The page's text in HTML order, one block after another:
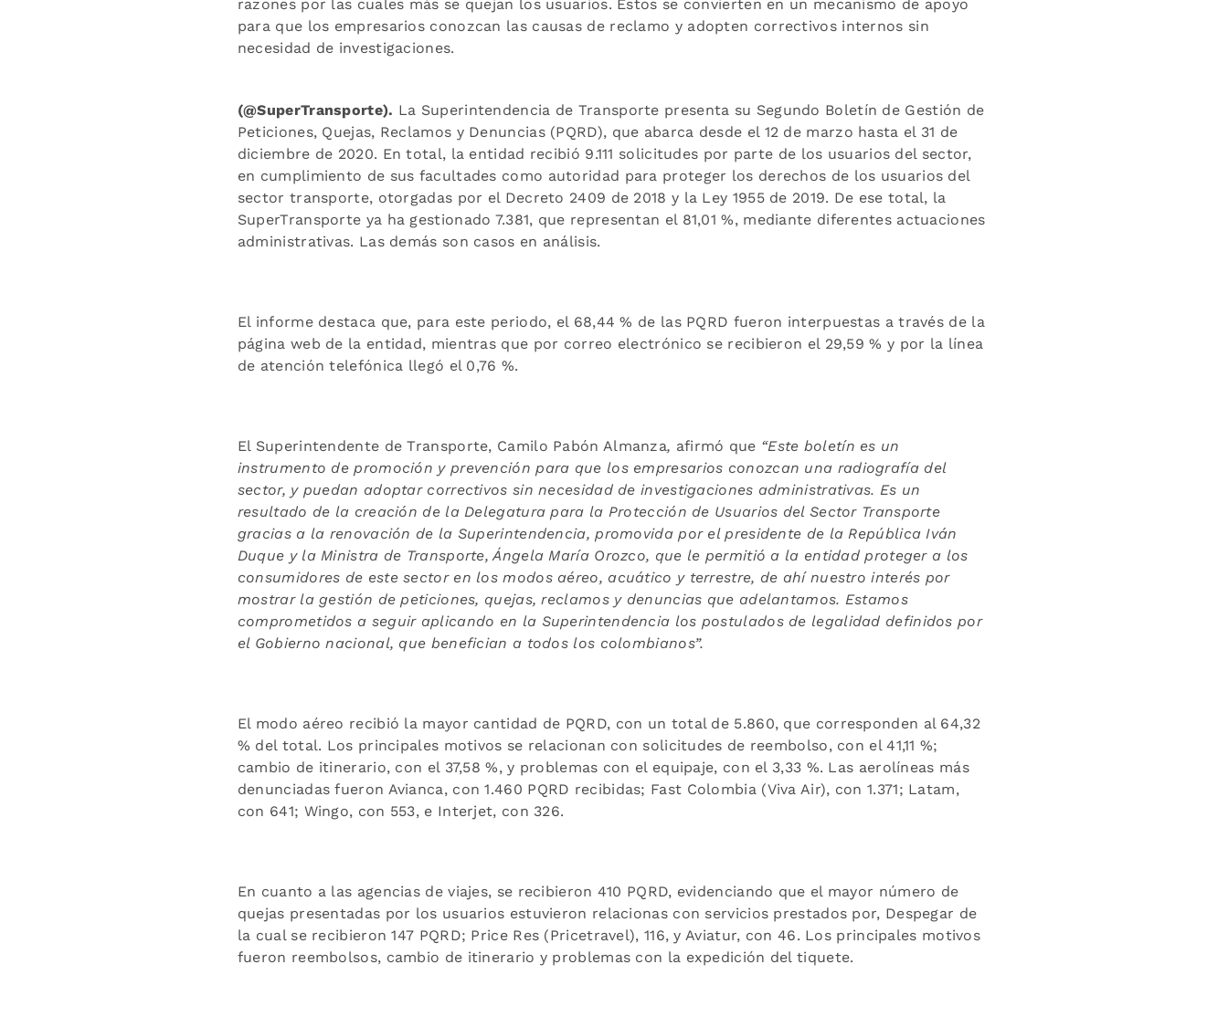
razones por las cuales más se quejan los usuarios. Estos se convierten en un mecanismo de apoyo
para que los empresarios conozcan las causas de reclamo y adopten correctivos internos sin
necesidad de investigaciones.
(@SuperTransporte). La Superintendencia de Transporte presenta su Segundo Boletín de Gestión de
Peticiones, Quejas, Reclamos y Denuncias (PQRD), que abarca desde el 12 de marzo hasta el 31 de
diciembre de 2020. En total, la entidad recibió 9.111 solicitudes por parte de los usuarios del sector,
en cumplimiento de sus facultades como autoridad para proteger los derechos de los usuarios del
sector transporte, otorgadas por el Decreto 2409 de 2018 y la Ley 1955 de 2019. De ese total, la
SuperTransporte ya ha gestionado 7.381, que representan el 81,01 %, mediante diferentes actuaciones
administrativas. Las demás son casos en análisis.
El informe destaca que, para este periodo, el 68,44 % de las PQRD fueron interpuestas a través de la
página web de la entidad, mientras que por correo electrónico se recibieron el 29,59 % y por la línea
de atención telefónica llegó el 0,76 %.
El Superintendente de Transporte, Camilo Pabón Almanza, afirmó que “Este boletín es un
instrumento de promoción y prevención para que los empresarios conozcan una radiografía del
sector, y puedan adoptar correctivos sin necesidad de investigaciones administrativas. Es un
resultado de la creación de la Delegatura para la Protección de Usuarios del Sector Transporte
gracias a la renovación de la Superintendencia, promovida por el presidente de la República Iván
Duque y la Ministra de Transporte, Ángela María Orozco, que le permitió a la entidad proteger a los
consumidores de este sector en los modos aéreo, acuático y terrestre, de ahí nuestro interés por
mostrar la gestión de peticiones, quejas, reclamos y denuncias que adelantamos. Estamos
comprometidos a seguir aplicando en la Superintendencia los postulados de legalidad definidos por
el Gobierno nacional, que benefician a todos los colombianos”.
El modo aéreo recibió la mayor cantidad de PQRD, con un total de 5.860, que corresponden al 64,32
% del total. Los principales motivos se relacionan con solicitudes de reembolso, con el 41,11 %;
cambio de itinerario, con el 37,58 %, y problemas con el equipaje, con el 3,33 %. Las aerolíneas más
denunciadas fueron Avianca, con 1.460 PQRD recibidas; Fast Colombia (Viva Air), con 1.371; Latam,
con 641; Wingo, con 553, e Interjet, con 326.
En cuanto a las agencias de viajes, se recibieron 410 PQRD, evidenciando que el mayor número de
quejas presentadas por los usuarios estuvieron relacionas con servicios prestados por, Despegar de
la cual se recibieron 147 PQRD; Price Res (Pricetravel), 116, y Aviatur, con 46. Los principales motivos
fueron reembolsos, cambio de itinerario y problemas con la expedición del tiquete.